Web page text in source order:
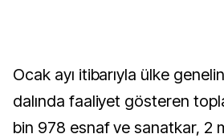
Ocak ayı itibarıyla ülke
dalında faaliyet gösteren
bin 978 esnaf ve sanatkar, 2